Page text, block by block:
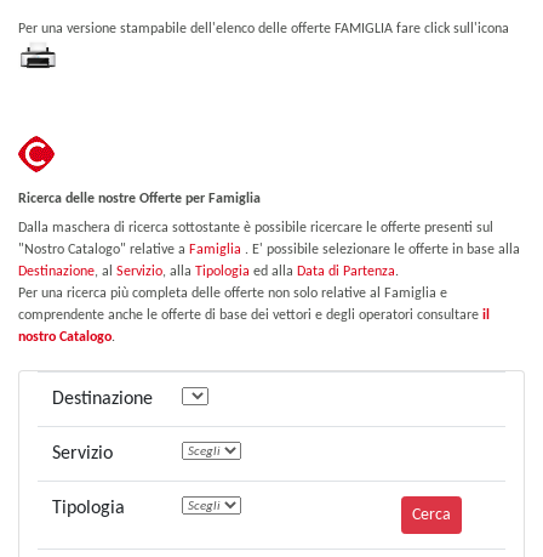
Per una versione stampabile dell'elenco delle offerte FAMIGLIA fare click sull'icona
Ricerca delle nostre Offerte per Famiglia
Dalla maschera di ricerca sottostante è possibile ricercare le offerte presenti sul
"Nostro Catalogo" relative a Famiglia . E' possibile selezionare le offerte in base alla
Destinazione, al Servizio, alla Tipologia ed alla Data di Partenza.
Per una ricerca più completa delle offerte non solo relative al Famiglia e
comprendente anche le offerte di base dei vettori e degli operatori consultare il
nostro Catalogo.
Destinazione
Servizio
Tipologia